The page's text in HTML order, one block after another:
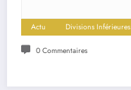
Actu Divisions Inférieures
0 Commentaires